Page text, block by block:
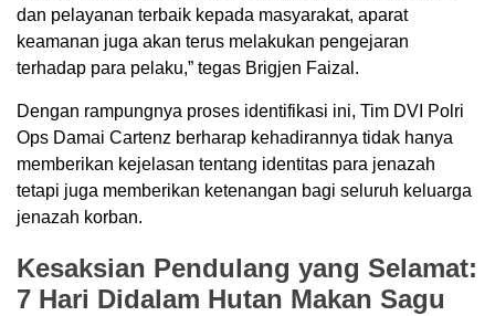
dan pelayanan terbaik kepada masyarakat, aparat
keamanan juga akan terus melakukan pengejaran
terhadap para pelaku,” tegas Brigjen Faizal.
Dengan rampungnya proses identifikasi ini, Tim DVI Polri
Ops Damai Cartenz berharap kehadirannya tidak hanya
memberikan kejelasan tentang identitas para jenazah
tetapi juga memberikan ketenangan bagi seluruh keluarga
jenazah korban.
Kesaksian Pendulang yang Selamat:
7 Hari Didalam Hutan Makan Sagu